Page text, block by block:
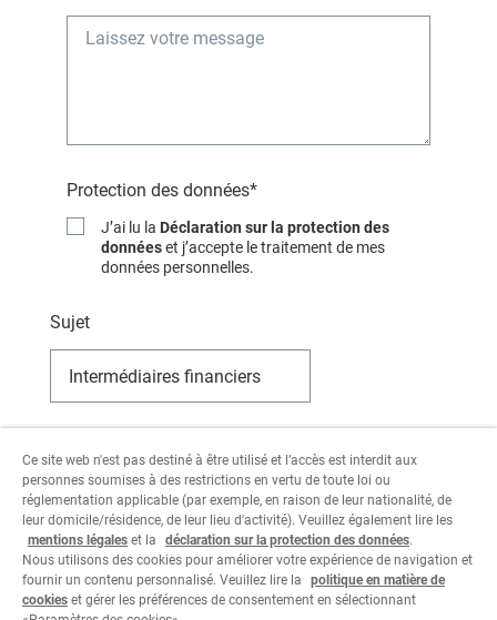
Protection des données*
J’ai lu la Déclaration sur la protection des
donnéeset j’accepte le traitement de mes
données personnelles.
Sujet
des champs obligatoires.
Ce site web n'est pas destiné à être utilisé et l’accès est interdit aux
personnes soumises à des restrictions en vertu de toute loi ou
réglementation applicable (par exemple, en raison de leur nationalité, de
leur domicile/résidence, de leur lieu d'activité). Veuillez également lire les
mentions légales et la déclaration sur la protection des données.
Nous utilisons des cookies pour améliorer votre expérience de navigation et
fournir un contenu personnalisé. Veuillez lire la
politique en matière de
cookies et gérer les préférences de consentement en sélectionnant